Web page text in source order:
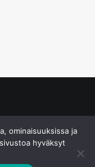
ominaisuuksissa ja
hyväksyt